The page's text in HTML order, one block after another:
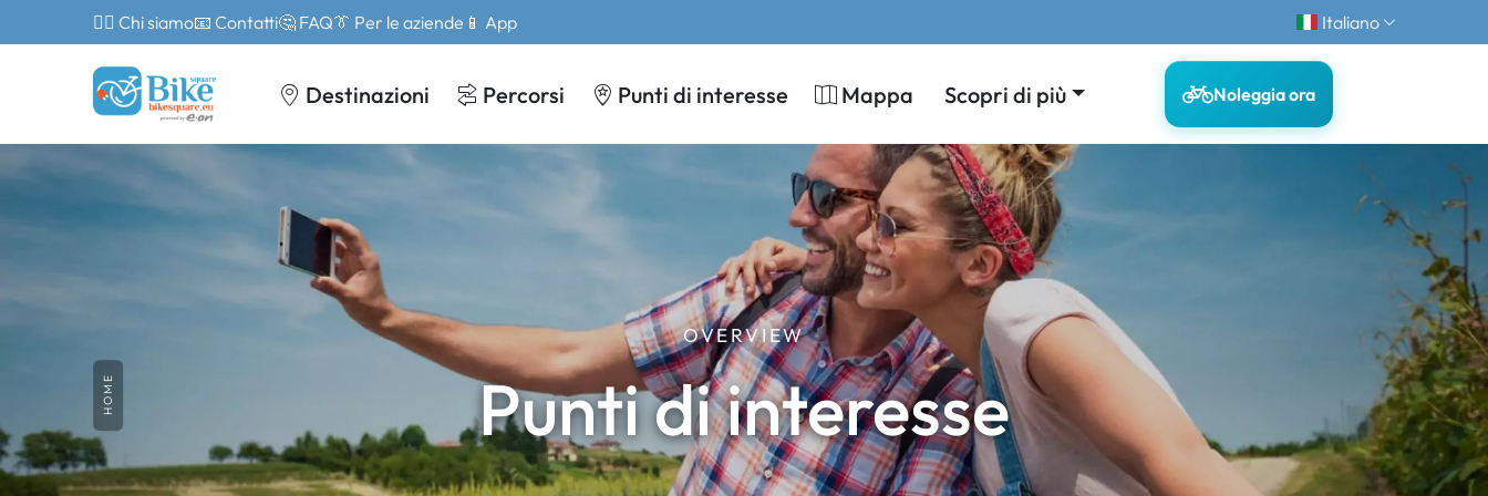
🙎‍♂️ Chi siamo📧 Contatti🤔 FAQ👔 Per le aziende 📱 App Italiano
Destinazioni Percorsi Punti di interesse Mappa Scopri di più Noleggia ora
OVERVIEW
Punti di interesse
HOME